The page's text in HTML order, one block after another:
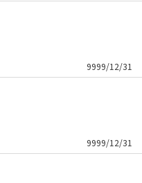
9999/12/31
9999/12/31